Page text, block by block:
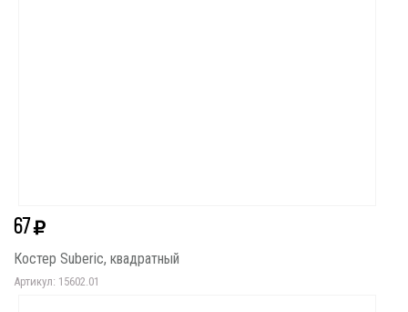
67
Костер Suberic, квадратный
Артикул: 15602.01